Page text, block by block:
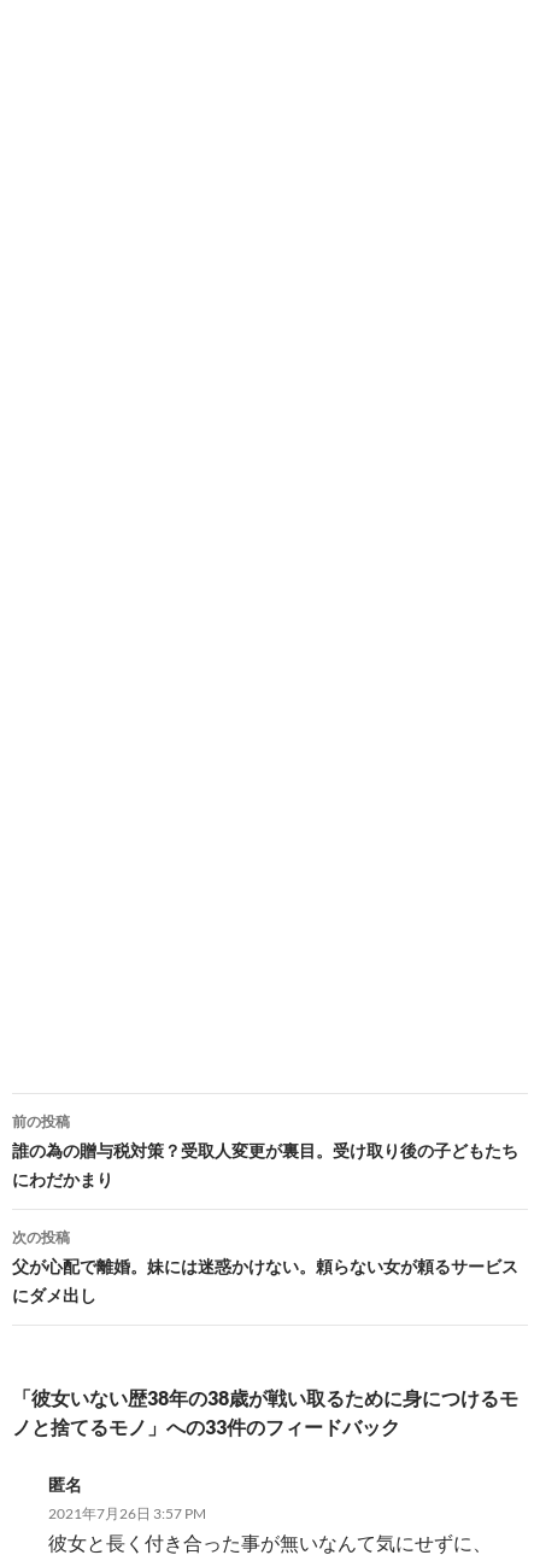
投
稿
ナ
ビ
ゲ
ー
ョ
ン
前の投稿
誰の為の贈与税対策？受取人変更が裏目。受け取り後の子どもたち
にわだかまり
次の投稿
父が心配で離婚。妹には迷惑かけない。頼らない女が頼るサービス
にダメ出し
「彼女いない歴38年の38歳が戦い取るために身につけるモ
ノと捨てるモノ」への33件のフィードバック
匿名
2021年7月26日 3:57 PM
彼女と長く付き合った事が無いなんて気にせずに、